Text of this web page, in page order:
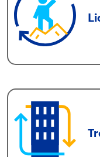
capacitación
Guiamos